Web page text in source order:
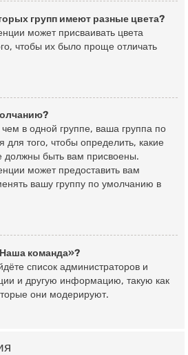
групп имеют разные цвета?
может присваивать цвета
чтобы их было проще отличать
в одной группе, ваша группа по
для того, чтобы определить, какие
должны быть вам присвоены.
может предоставить вам
вашу группу по умолчанию в
команда»?
список администраторов и
и другую информацию, такую как
они модерируют.